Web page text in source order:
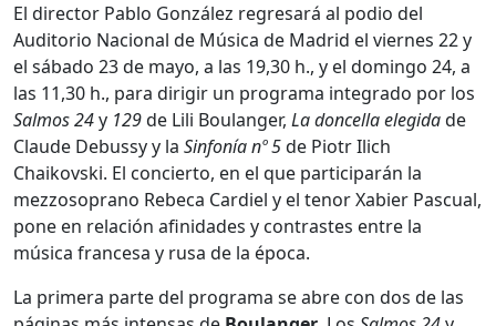
El director Pablo González regresará al podio del
Auditorio Nacional de Música de Madrid el viernes 22 y
el sábado 23 de mayo, a las 19,30 h., y el domingo 24, a
las 11,30 h., para dirigir un programa integrado por los
Salmos 24y 129de Lili Boulanger, La doncella elegidade
Claude Debussy y la Sinfoníanº 5de Piotr Ilich
Chaikovski. El concierto, en el que participarán la
mezzosoprano Rebeca Cardiel y el tenor Xabier Pascual,
pone en relación afinidades y contrastes entre la
música francesa y rusa de la época.
La primera parte del programa se abre con dos de las